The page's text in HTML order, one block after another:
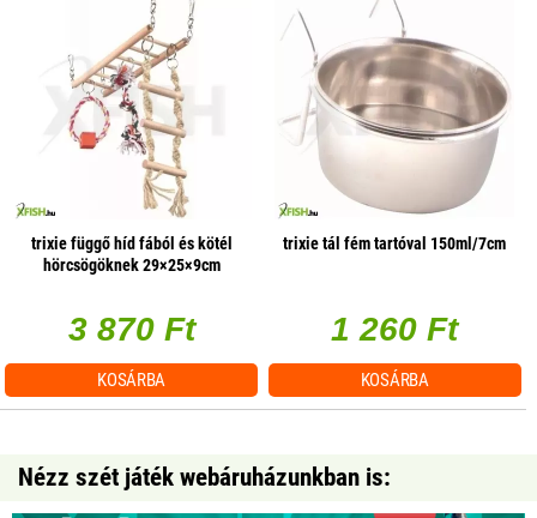
trixie függő híd fából és kötél
hörcsögöknek 29×25×9cm
3 870 Ft
KOSÁRBA
trixie tál fém tartóval 150ml/7cm
1 260 Ft
KOSÁRBA
Nézz szét játék webáruházunkban is: